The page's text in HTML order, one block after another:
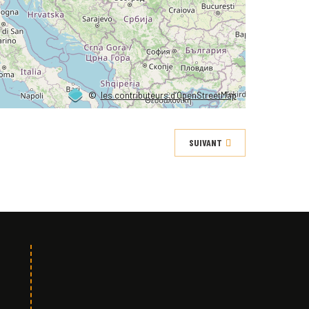
©les contributeurs d’OpenStreetMap
SUIVANT